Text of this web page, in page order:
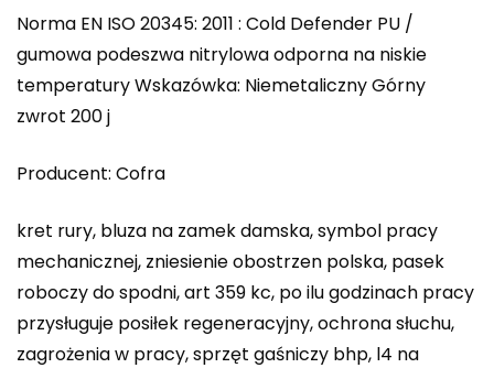
Norma EN ISO 20345: 2011 : Cold Defender PU /
gumowa podeszwa nitrylowa odporna na niskie
temperatury Wskazówka: Niemetaliczny Górny
zwrot 200 j
Producent: Cofra
kret rury, bluza na zamek damska, symbol pracy
mechanicznej, zniesienie obostrzen polska, pasek
roboczy do spodni, art 359 kc, po ilu godzinach pracy
przysługuje posiłek regeneracyjny, ochrona słuchu,
zagrożenia w pracy, sprzęt gaśniczy bhp, l4 na